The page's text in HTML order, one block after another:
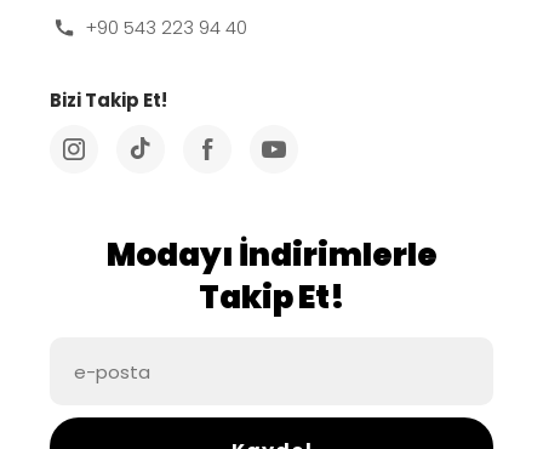
+90 543 223 94 40
Bizi Takip Et!
Modayı İndirimlerle
Takip Et!